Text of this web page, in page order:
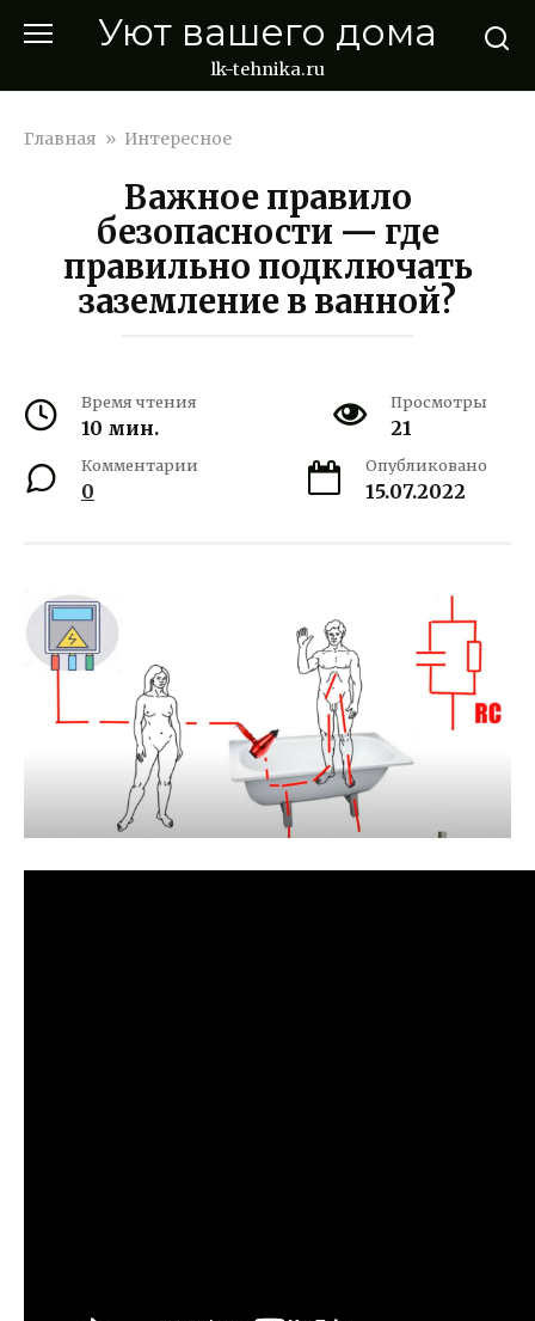
Уют вашего дома
lk-tehnika.ru
Главная » Интересное
Важное правило
безопасности — где
правильно подключать
заземление в ванной?
Время чтения
10 мин.
Просмотры
21
Комментарии
0
Опубликовано
15.07.2022